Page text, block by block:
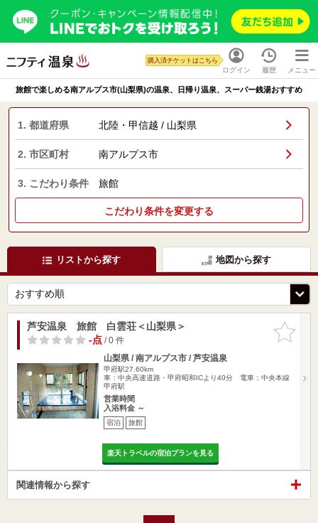
ログイン
購入済チケットはこちら
履歴 メニュー
旅館で楽しめる南アルプス市(山梨県)の温泉、日帰り温泉、スーパー銭湯おすすめ
1. 都道府県 北陸・甲信越 / 山梨県
2. 市区町村 南アルプス市
3. こだわり条件 旅館
こだわり条件を変更する
リストから探す 地図から探す
お気に入
りに追加
芦安温泉 旅館 白雲荘＜山梨県＞
-点/ 0 件
山梨県 / 南アルプス市 / 芦安温泉
甲府駅27.60km
車：中央高速道路・甲府昭和ICより40分 電車：中央本線
甲府駅
営業時間
入浴料金 ～
宿泊 旅館
楽天トラベルの宿泊プランを見る
関連情報から探す